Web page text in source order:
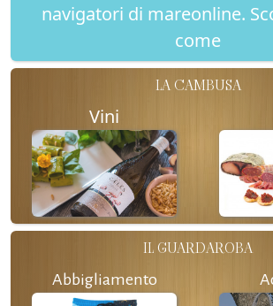
navigatori di mareonline.
come
LA CAMBUSA
Vini
IL GUARDAROBA
Abbigliamento